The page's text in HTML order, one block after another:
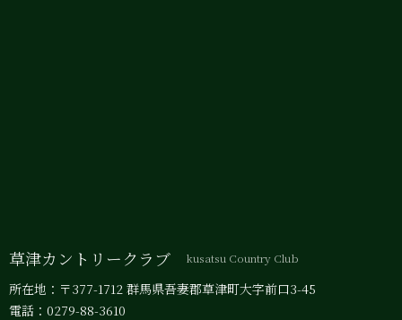
草津カントリークラブ kusatsu Country Club
所在地：〒377-1712 群馬県吾妻郡草津町大字前口3-45
電話：0279-88-3610